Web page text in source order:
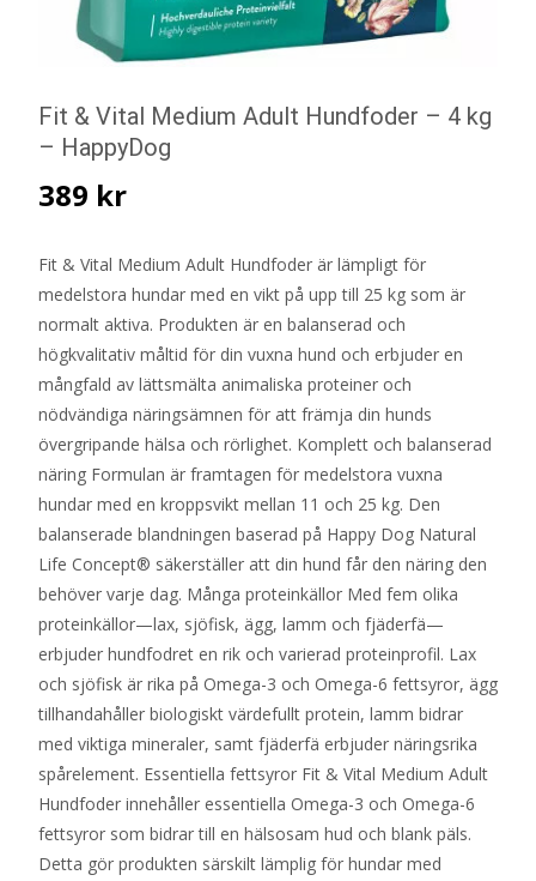
Fit & Vital Medium Adult Hundfoder – 4 kg
– HappyDog
389 kr
Fit & Vital Medium Adult Hundfoder är lämpligt för
medelstora hundar med en vikt på upp till 25 kg som är
normalt aktiva. Produkten är en balanserad och
högkvalitativ måltid för din vuxna hund och erbjuder en
mångfald av lättsmälta animaliska proteiner och
nödvändiga näringsämnen för att främja din hunds
övergripande hälsa och rörlighet. Komplett och balanserad
näring Formulan är framtagen för medelstora vuxna
hundar med en kroppsvikt mellan 11 och 25 kg. Den
balanserade blandningen baserad på Happy Dog Natural
Life Concept® säkerställer att din hund får den näring den
behöver varje dag. Många proteinkällor Med fem olika
proteinkällor—lax, sjöfisk, ägg, lamm och fjäderfä—
erbjuder hundfodret en rik och varierad proteinprofil. Lax
och sjöfisk är rika på Omega-3 och Omega-6 fettsyror, ägg
tillhandahåller biologiskt värdefullt protein, lamm bidrar
med viktiga mineraler, samt fjäderfä erbjuder näringsrika
spårelement. Essentiella fettsyror Fit & Vital Medium Adult
Hundfoder innehåller essentiella Omega-3 och Omega-6
fettsyror som bidrar till en hälsosam hud och blank päls.
Detta gör produkten särskilt lämplig för hundar med